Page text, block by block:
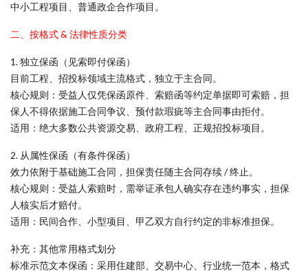
中小工程项目、普通政企合作项目。
二、按格式 & 法律性质分类
1. 独立保函（见索即付保函）
目前工程、招投标领域主流格式，独立于主合同。
核心规则：受益人仅凭保函原件、索赔函等约定单据即可索赔，担
保人不得依据施工合同争议、预付款瑕疵等主合同事由拒付。
适用：绝大多数公共资源交易、政府工程、正规招投标项目。
2. 从属性保函（有条件保函）
效力依附于基础施工合同，担保责任随主合同存续 / 终止。
核心规则：受益人索赔时，需举证承包人确实存在违约事实，担保
人核实后才赔付。
适用：民间合作、小型项目、甲乙双方自行约定的非标准担保。
补充：其他常用格式划分
标准示范文本保函：采用住建部、交易中心、行业统一范本，格式